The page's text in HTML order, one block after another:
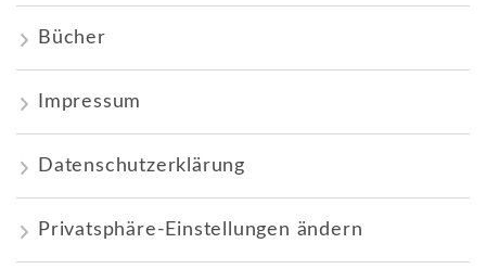
Bücher
Impressum
Datenschutzerklärung
Privatsphäre-Einstellungen ändern